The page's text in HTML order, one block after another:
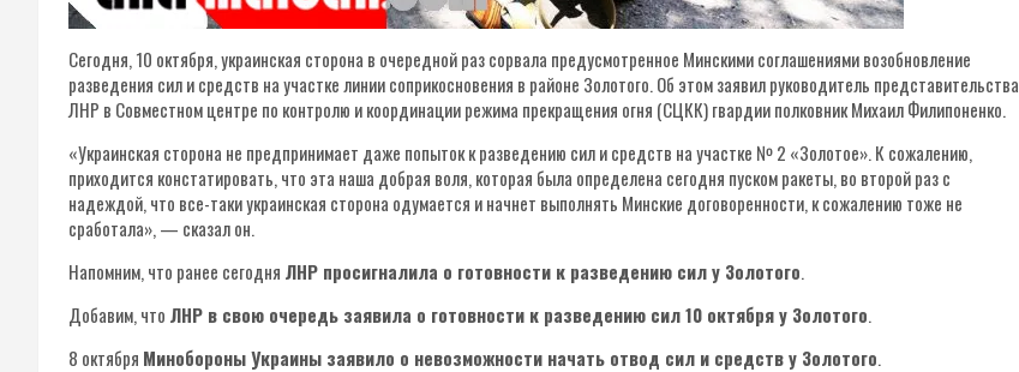
Сегодня, 10 октября, украинская сторона в очередной раз сорвала предусмотренное Минскими соглашениями возобновление
разведения сил и средств на участке линии соприкосновения в районе Золотого. Об этом заявил руководитель представительства
ЛНР в Совместном центре по контролю и координации режима прекращения огня (СЦКК) гвардии полковник Михаил Филипоненко.
«Украинская сторона не предпринимает даже попыток к разведению сил и средств на участке № 2 «Золотое». К сожалению,
приходится констатировать, что эта наша добрая воля, которая была определена сегодня пуском ракеты, во второй раз с
надеждой, что все-таки украинская сторона одумается и начнет выполнять Минские договоренности, к сожалению тоже не
сработала», — сказал он.
Напомним, что ранее сегодня ЛНР просигналила о готовности к разведению сил у Золотого.
Добавим, что ЛНР в свою очередь заявила о готовности к разведению сил 10 октября у Золотого.
8 октября Минобороны Украины заявило о невозможности начать отвод сил и средств у Золотого.